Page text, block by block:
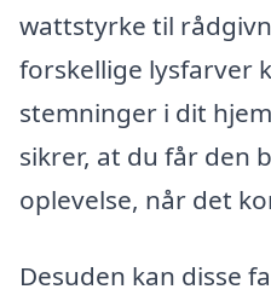
wattstyrke til
forskellige lysfarver
stemninger i dit
sikrer, at du får den
oplevelse, når det
Desuden kan disse